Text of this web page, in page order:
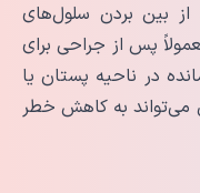
از بین بردن سلول‌های
پس از جراحی برای
در ناحیه پستان یا
می‌تواند به کاهش خطر